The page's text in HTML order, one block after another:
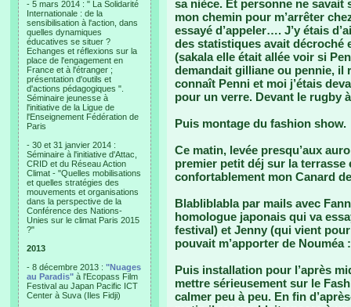
- 5 mars 2014 : " La Solidarité
Internationale : de la
sensibilisation à l'action, dans
quelles dynamiques
éducatives se situer ?
Echanges et réflexions sur la
place de l'engagement en
France et à l'étranger ;
présentation d'outils et
d'actions pédagogiques ".
Séminaire jeunesse à
l'initiative de la Ligue de
l'Enseignement Fédération de
Paris
- 30 et 31 janvier 2014 :
Séminaire à l'initiative d'Attac,
CRID et du Réseau Action
Climat - "Quelles mobilisations
et quelles stratégies des
mouvements et organisations
dans la perspective de la
Conférence des Nations-
Unies sur le climat Paris 2015
?"
2013
- 8 décembre 2013 : "Nuages
au Paradis" à l'Ecopass Film
Festival au Japan Pacific ICT
Center à Suva (Iles Fidji)
sa nièce. Et personne ne savait
mon chemin pour m’arrêter
essayé d’appeler…. J’y étais
des statistiques avait décroché
(sakala elle était allée voir si
demandait gilliane ou pennie, il
connaît Penni et moi j’étais
pour un verre. Devant le rugby
Puis montage du fashion show.
Ce matin, levée presqu’aux
premier petit déj sur la
confortablement mon Canard
Blabliblabla par mails avec
homologue japonais qui va
festival) et Jenny (qui vient
pouvait m’apporter de
Puis installation pour l’après
mettre sérieusement sur le
calmer peu à peu. En fin